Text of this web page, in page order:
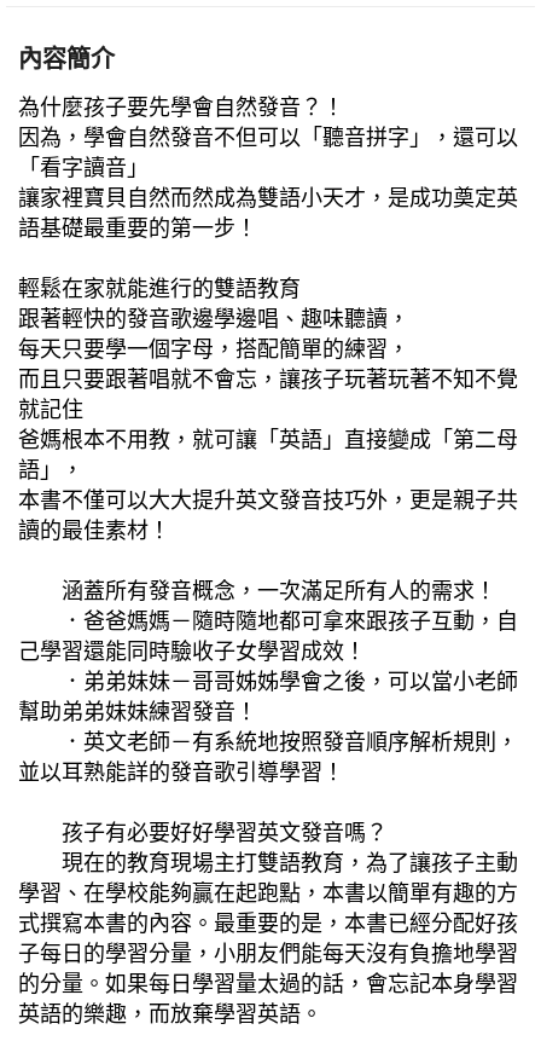
內容簡介
為什麼孩子要先學會自然發音？！
因為，學會自然發音不但可以「聽音拼字」，還可以
「看字讀音」
讓家裡寶貝自然而然成為雙語小天才，是成功奠定英
語基礎最重要的第一步！
輕鬆在家就能進行的雙語教育
跟著輕快的發音歌邊學邊唱、趣味聽讀，
每天只要學一個字母，搭配簡單的練習，
而且只要跟著唱就不會忘，讓孩子玩著玩著不知不覺
就記住
爸媽根本不用教，就可讓「英語」直接變成「第二母
語」，
本書不僅可以大大提升英文發音技巧外，更是親子共
讀的最佳素材！
涵蓋所有發音概念，一次滿足所有人的需求！
．爸爸媽媽－隨時隨地都可拿來跟孩子互動，自
己學習還能同時驗收子女學習成效！
．弟弟妹妹－哥哥姊姊學會之後，可以當小老師
幫助弟弟妹妹練習發音！
．英文老師－有系統地按照發音順序解析規則，
並以耳熟能詳的發音歌引導學習！
孩子有必要好好學習英文發音嗎？
現在的教育現場主打雙語教育，為了讓孩子主動
學習、在學校能夠贏在起跑點，本書以簡單有趣的方
式撰寫本書的內容。最重要的是，本書已經分配好孩
子每日的學習分量，小朋友們能每天沒有負擔地學習
的分量。如果每日學習量太過的話，會忘記本身學習
英語的樂趣，而放棄學習英語。